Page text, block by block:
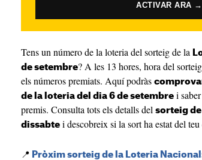
ACTIVAR ARA →
Tens un número de la loteria del sorteig de la
de setembre? A les 13 hores, hora del
els números premiats. Aquí podràs
de la loteria del dia 6 de setembre i
premis. Consulta tots els detalls del sorteig
dissabte i descobreix si la sort ha estat del teu
📍 Pròxim sorteig de la Loteria